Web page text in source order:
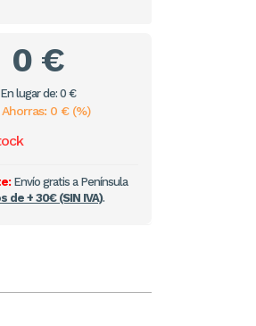
0 €
En lugar de: 0 €
Ahorras: 0 € (%)
Envío gratis a Península
de + 30€ (SIN IVA).